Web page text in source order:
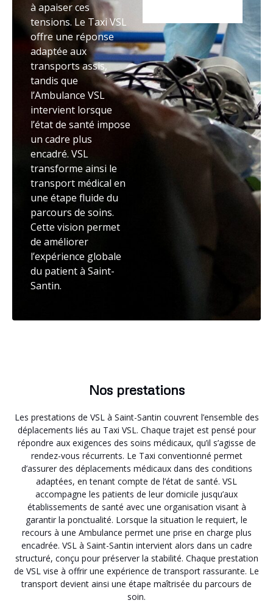
à apaiser ces
tensions. Le Taxi VSL
offre une réponse
adaptée aux
transports assis,
tandis que
l’Ambulance VSL
intervient lorsque
l’état de santé impose
un cadre plus
encadré. VSL
transforme ainsi le
transport médical en
une étape fluide du
parcours de soins.
Cette vision permet
de améliorer
l’expérience globale
du patient à Saint-
Santin.
Nos prestations
Les prestations de VSL à Saint-Santin couvrent l’ensemble des
déplacements liés au Taxi VSL. Chaque trajet est pensé pour
répondre aux exigences des soins médicaux, qu’il s’agisse de
rendez-vous récurrents. Le Taxi conventionné permet
d’assurer des déplacements médicaux dans des conditions
adaptées, en tenant compte de l’état de santé. VSL
accompagne les patients de leur domicile jusqu’aux
établissements de santé avec une organisation visant à
garantir la ponctualité. Lorsque la situation le requiert, le
recours à une Ambulance permet une prise en charge plus
encadrée. VSL à Saint-Santin intervient alors dans un cadre
structuré, conçu pour préserver la stabilité. Chaque prestation
de VSL vise à offrir une expérience de transport rassurante. Le
transport devient ainsi une étape maîtrisée du parcours de
soin.